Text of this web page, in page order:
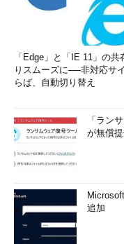
「Edge」と「IE 11」の共
りスムーズに──非対応サ
らば、自動切り替え
「ラン
が無償
追加